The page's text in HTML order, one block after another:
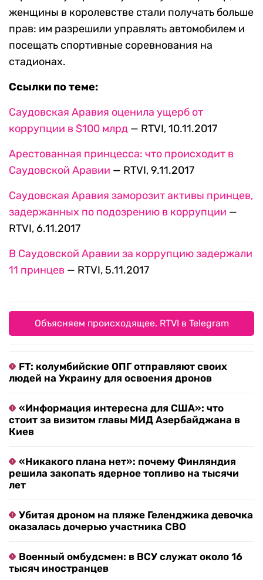
женщины в королевстве стали получать больше
прав: им разрешили управлять автомобилем и
посещать спортивные соревнования на
стадионах.
Ссылки по теме:
Саудовская Аравия оценила ущерб от
коррупции в $100 млрд — RTVI, 10.11.2017
Арестованная принцесса: что происходит в
Саудовской Аравии — RTVI, 9.11.2017
Саудовская Аравия заморозит активы принцев,
задержанных по подозрению в коррупции —
RTVI, 6.11.2017
В Саудовской Аравии за коррупцию задержали
11 принцев — RTVI, 5.11.2017
Объясняем происходящее. RTVI в Telegram
FT: колумбийские ОПГ отправляют своих
людей на Украину для освоения дронов
«Информация интересна для США»: что
стоит за визитом главы МИД Азербайджана в
Киев
«Никакого плана нет»: почему Финляндия
решила закопать ядерное топливо на тысячи
лет
Убитая дроном на пляже Геленджика девочка
оказалась дочерью участника СВО
Военный омбудсмен: в ВСУ служат около 16
тысяч иностранцев